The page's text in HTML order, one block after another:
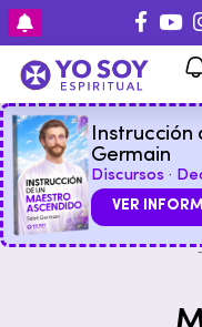
Instrucción
Germain
Discursos ·
VER